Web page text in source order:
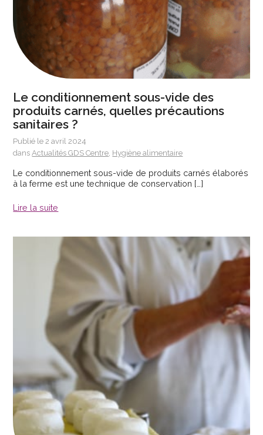
Le conditionnement sous-vide des
produits carnés, quelles précautions
sanitaires ?
Publié le 2 avril 2024
dansActualités GDS Centre, Hygiène alimentaire
Le conditionnement sous-vide de produits carnés élaborés
à la ferme est une technique de conservation […]
Lire la suite